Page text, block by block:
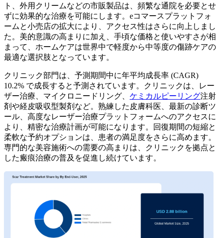
ト、外用クリームなどの市販製品は、頻繁な通院を必要とせ
ずに効果的な治療を可能にします。eコマースプラットフォ
ームと小売店の拡大により、アクセス性はさらに向上しまし
た。美的意識の高まりに加え、手頃な価格と使いやすさが相
まって、ホームケアは世界中で軽度から中等度の傷跡ケアの
最適な選択肢となっています。
クリニック部門は、予測期間中に年平均成長率 (CAGR)
10.2% で成長すると予測されています。クリニックは、レー
ザー治療、マイクロニードリング、 ケミカルピーリング注射
剤や経皮吸収型製剤など。熟練した皮膚科医、最新の診断ツ
ール、高度なレーザー治療プラットフォームへのアクセスに
より、精密な治療計画が可能になります。回復期間の短縮と
柔軟な予約オプションは、患者の満足度をさらに高めます。
専門的な美容施術への需要の高まりは、クリニックを拠点と
した瘢痕治療の普及を促進し続けています。